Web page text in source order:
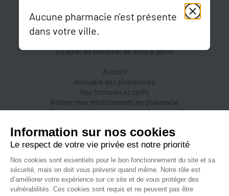
Du lundi au vendredi de 9h00 à 18h00
Accueil
Annuaire des pharmacies
Nos formules et tarifs
Retirer mes médicaments en pharmacie
Organiser une livraison de médicaments
Accès pharmaciens
Accès aidants
Aide et FAQ
Nous contacter
Accessibilité
Aucune pharmacie n'est présente
dans votre ville.